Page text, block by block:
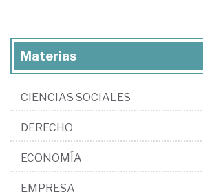
Materias
CIENCIAS SOCIALES
DERECHO
ECONOMÍA
EMPRESA